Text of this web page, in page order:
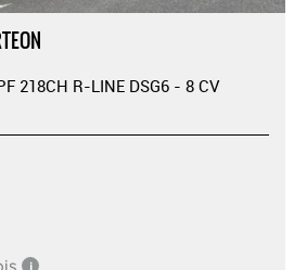
218CH R-LINE DSG6 - 8 CV